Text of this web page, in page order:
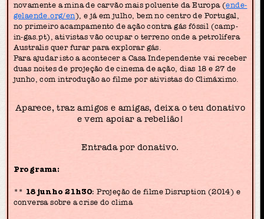
novamente a mina de carvão mais poluente da Europa (ende-
gelaende.org/en), e já em julho, bem no centro de Portugal,
no primeiro acampamento de ação contra gás fóssil (camp-
in-gas.pt), ativistas vão ocupar o terreno onde a petrolífera
Australis quer furar para explorar gás.
Para ajudar isto a acontecer a Casa Independente vai receber
duas noites de projeção de cinema de ação, dias 18 e 27 de
junho, com introdução ao filme por ativistas do Climáximo.
Aparece, traz amigos e amigas, deixa o teu donativo
e vem apoiar a rebelião!
Entrada por donativo.
Programa:
** 18 junho 21h30: Projeção de filme Disruption (2014) e
conversa sobre a crise do clima